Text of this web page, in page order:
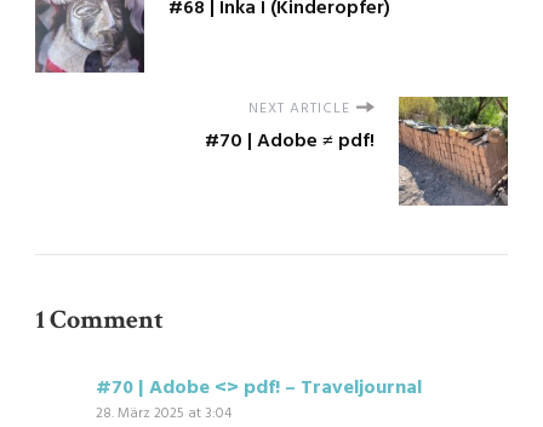
#68 | Inka I (Kinderopfer)
NEXT ARTICLE
#70 | Adobe ≠ pdf!
1 Comment
#70 | Adobe <> pdf! – Traveljournal
28. März 2025 at 3:04